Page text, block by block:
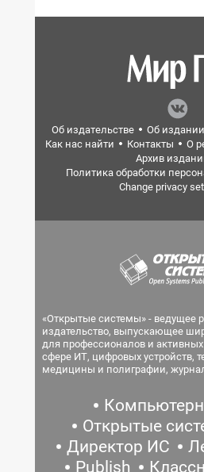
Об издательстве Об издании
Как нас найти
Контакты О
Архив
Политика обработки
Change privacy
«Открытые системы» - ведущее
издательство, выпускающее
для профессионалов и
сфере ИТ, цифровых устройств,
медицины и полиграфии,
Открытые
Директор ИС
Publish